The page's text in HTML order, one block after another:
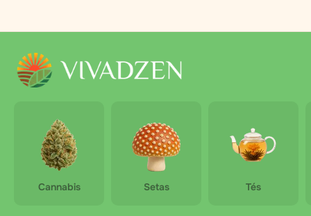
ZEN CBD Drink, 70 mg, 60 ml - Jahoda
Los pedidos se envían en un plazo de 2 días
laborables tras acordar el pago
El coste del envío lo abona el cliente al recibir el
pedido.
Pre-roll pouzdro
Bulk Straining Bag
Bubbly Billy Buds Mango Flavoured (36 mg CBD)
Argyreia Nervosa
ZEN CBD Drink, 70 mg, 60 ml - Jahoda
Cannabis Setas Tés